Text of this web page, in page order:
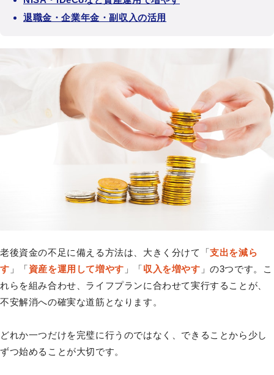
退職金・企業年金・副収入の活用
老後資金の不足に備える方法は、大きく分けて「支出を減ら
す 」「資産を運用して増やす 」「収入を増やす 」の3つです。こ
れらを組み合わせ、ライフプランに合わせて実行することが、
不安解消への確実な道筋となります。
どれか一つだけを完璧に行うのではなく、できることから少し
ずつ始めることが大切です。